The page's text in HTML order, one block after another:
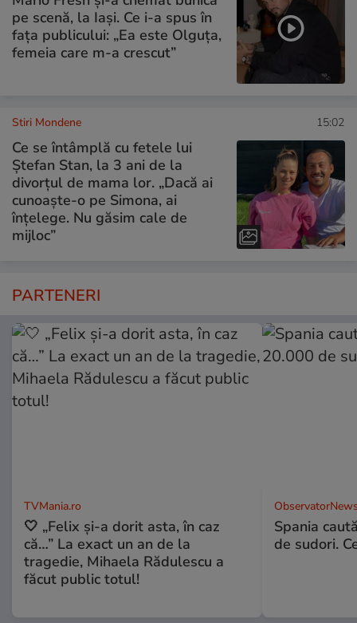
pe scenă, la Iași. Ce i-a spus în
fața publicului: „Ea este Olguța,
femeia care m-a crescut”
Stiri Mondene 15:02
Ce se întâmplă cu fetele lui
Ștefan Stan, la 3 ani de la
divorțul de mama lor. „Dacă ai
cunoaște-o pe Simona, ai
înțelege. Nu găsim cale de
mijloc”
PARTENERI
TVMania.ro
🤍 „Felix și-a dorit asta, în caz
că…” La exact un an de la
tragedie, Mihaela Rădulescu a
făcut public totul!
Spania
de sudori.